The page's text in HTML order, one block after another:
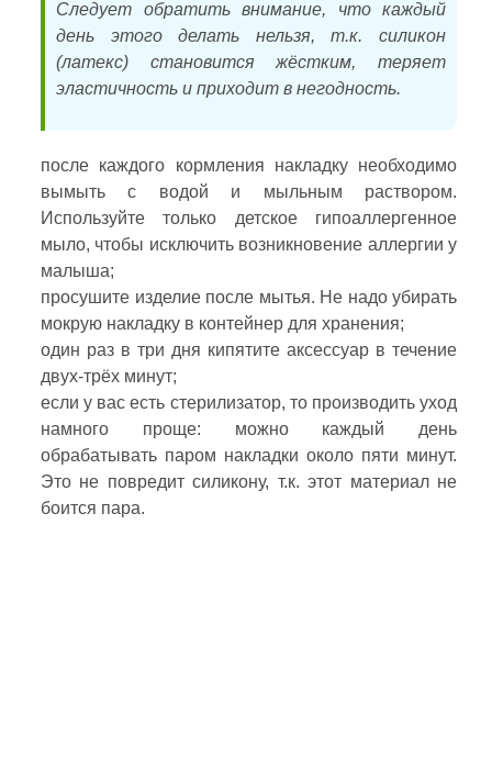
Следует обратить внимание, что каждый
день этого делать нельзя, т.к. силикон
(латекс) становится жёстким, теряет
эластичность и приходит в негодность.
после каждого кормления накладку необходимо
вымыть с водой и мыльным раствором.
Используйте только детское гипоаллергенное
мыло, чтобы исключить возникновение аллергии у
малыша;
просушите изделие после мытья. Не надо убирать
мокрую накладку в контейнер для хранения;
один раз в три дня кипятите аксессуар в течение
двух-трёх минут;
если у вас есть стерилизатор, то производить уход
намного проще: можно каждый день
обрабатывать паром накладки около пяти минут.
Это не повредит силикону, т.к. этот материал не
боится пара.